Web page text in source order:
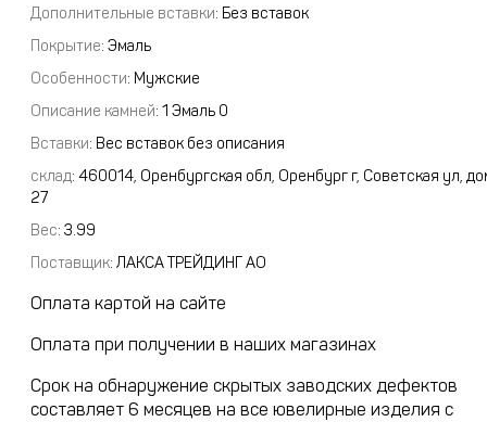
Дополнительные вставки: Без вставок
Покрытие: Эмаль
Особенности: Мужские
Описание камней: 1 Эмаль 0
Вставки: Вес вставок без описания
склад: 460014, Оренбургская обл, Оренбург г, Советская ул,
27
Вес: 3.99
Поставщик: ЛАКСА ТРЕЙДИНГ АО
Оплата картой на сайте
Оплата при получении в наших магазинах
Срок на обнаружение скрытых заводских дефектов
составляет 6 месяцев на все ювелирные изделия с